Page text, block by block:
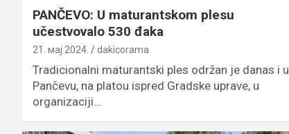
PANČEVO: U maturantskom plesu
učestvovalo 530 đaka
21. мај 2024. dakicorama
Tradicionalni maturantski ples održan je danas i u
Pančevu, na platou ispred Gradske uprave, u
organizaciji…